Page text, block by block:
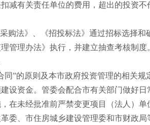
减有关责任单位的费用，超出的投资不
购法》、《招投标法》通过招标选择
管理办法》执行，并建立抽查考核制度
”的原则及本市政府投资管理的相关
设资金。管委会配合市有关部门做好日
在未经批准前严禁变更项目（法人）
委、市住房城乡建设管理委和市财政局